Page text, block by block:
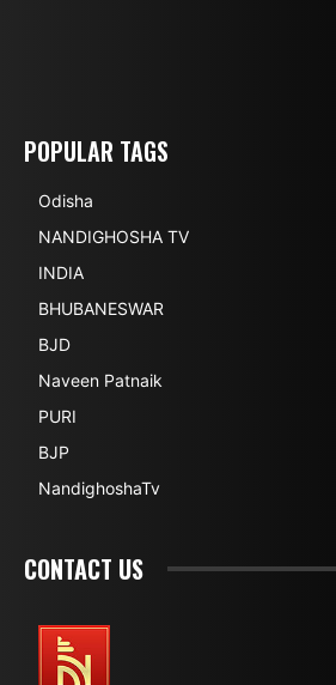
POPULAR TAGS
Odisha
NANDIGHOSHA TV
INDIA
BHUBANESWAR
BJD
Naveen Patnaik
PURI
BJP
NandighoshaTv
CONTACT US